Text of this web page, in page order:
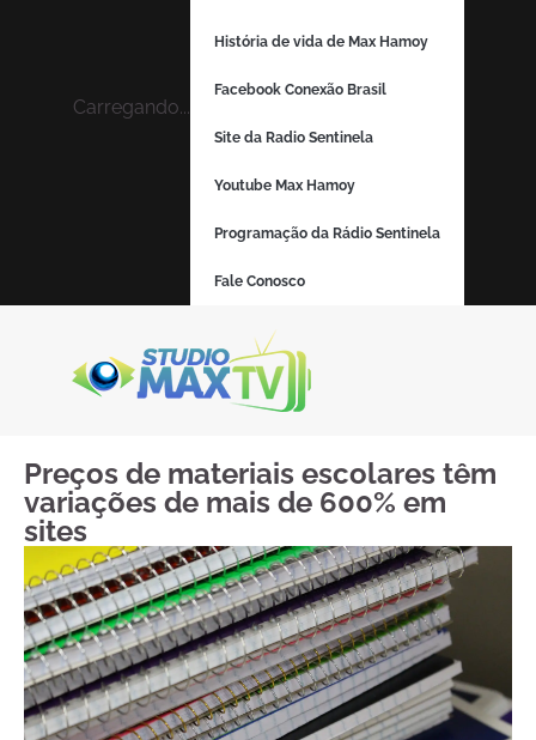
Carregando...
História de vida de Max Hamoy
Facebook Conexão Brasil
Site da Radio Sentinela
Youtube Max Hamoy
Programação da Rádio Sentinela
Fale Conosco
Preços de materiais escolares têm
variações de mais de 600% em
sites